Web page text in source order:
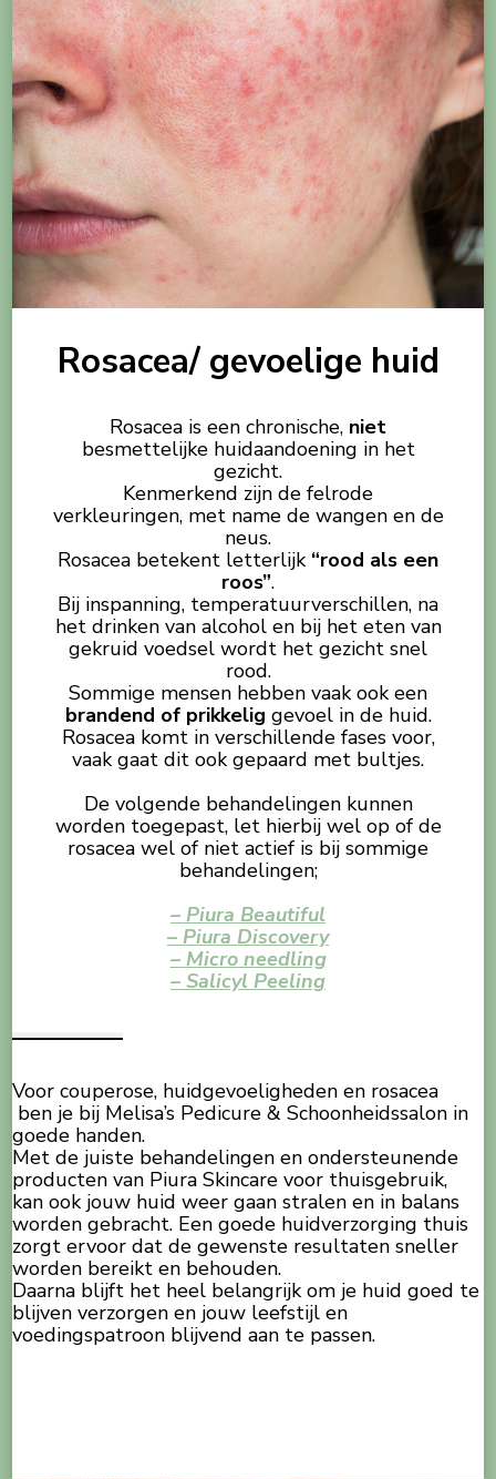
Rosacea/ gevoelige huid
Rosacea is een chronische, niet
besmettelijke huidaandoening in het
gezicht.
Kenmerkend zijn de felrode
verkleuringen, met name de wangen en de
neus.
Rosacea betekent letterlijk “rood als een
roos”.
Bij inspanning, temperatuurverschillen, na
het drinken van alcohol en bij het eten van
gekruid voedsel wordt het gezicht snel
rood.
Sommige mensen hebben vaak ook een
brandend of prikkelig gevoel in de huid.
Rosacea komt in verschillende fases voor,
vaak gaat dit ook gepaard met bultjes.
De volgende behandelingen kunnen
worden toegepast, let hierbij wel op of de
rosacea wel of niet actief is bij sommige
behandelingen;
– Piura Beautiful
– Piura Discovery
– Micro needling
– Salicyl Peeling
Voor couperose, huidgevoeligheden en rosacea
ben je bij Melisa’s Pedicure & Schoonheidssalon in
goede handen.
Met de juiste behandelingen en ondersteunende
producten van Piura Skincare voor thuisgebruik,
kan ook jouw huid weer gaan stralen en in balans
worden gebracht. Een goede huidverzorging thuis
zorgt ervoor dat de gewenste resultaten sneller
worden bereikt en behouden.
Daarna blijft het heel belangrijk om je huid goed te
blijven verzorgen en jouw leefstijl en
voedingspatroon blijvend aan te passen.